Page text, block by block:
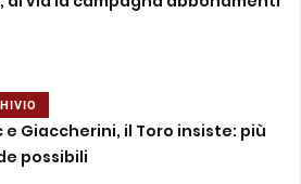
e Giaccherini, il Toro insiste: più
possibili